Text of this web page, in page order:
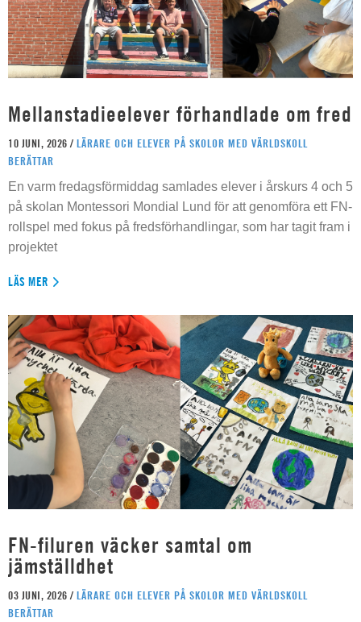
Mellanstadieelever förhandlade om fred
10 JUNI, 2026 / LÄRARE OCH ELEVER PÅ SKOLOR MED VÄRLDSKOLL
BERÄTTAR
En varm fredagsförmiddag samlades elever i årskurs 4 och 5
på skolan Montessori Mondial Lund för att genomföra ett FN-
rollspel med fokus på fredsförhandlingar, som har tagit fram i
projektet
LÄS MER
FN-filuren väcker samtal om
jämställdhet
03 JUNI, 2026 / LÄRARE OCH ELEVER PÅ SKOLOR MED VÄRLDSKOLL
BERÄTTAR